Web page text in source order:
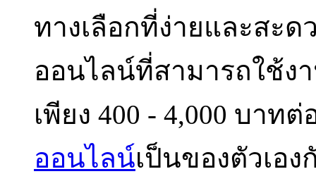
ทางเลือกที่ง่ายและสะ
ออนไลน์ที่สามารถใช้ง
เพียง 400 - 4,000 บาท
ออนไลน์เป็นของตัวเอ